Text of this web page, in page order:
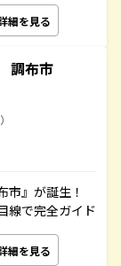
細を見る
調布市
市』が誕生！
線で完全ガイド
細を見る